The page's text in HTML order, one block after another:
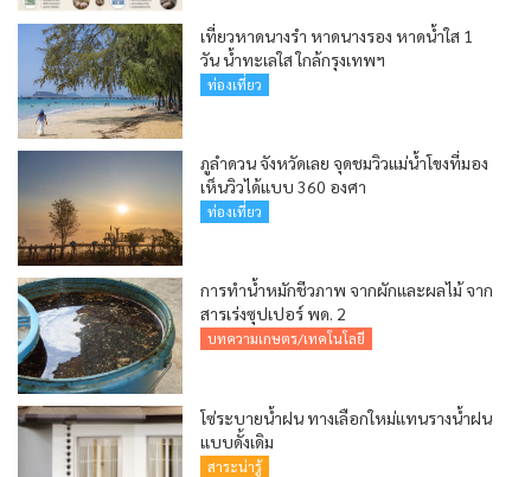
เที่ยวหาดนางรำ หาดนางรอง หาดน้ำใส 1
วัน น้ำทะเลใส ใกล้กรุงเทพฯ
ท่องเที่ยว
ภูลำดวน จังหวัดเลย จุดชมวิวแม่น้ำโขงที่มอง
เห็นวิวได้แบบ 360 องศา
ท่องเที่ยว
การทำน้ำหมักชีวภาพ จากผักและผลไม้ จาก
สารเร่งซุปเปอร์ พด. 2
บทความเกษตร/เทคโนโลยี
โซ่ระบายน้ำฝน ทางเลือกใหม่แทนรางน้ำฝน
แบบดั้งเดิม
สาระน่ารู้